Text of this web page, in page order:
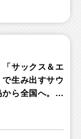
サックス＆エ
で生み出すサウ
ら全国へ。そ